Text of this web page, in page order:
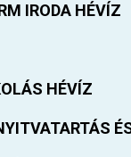
IRODA HÉVÍZ
HÉVÍZ